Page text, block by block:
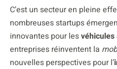
C’est un secteur en pleine
nombreuses startups
innovantes pour les
entreprises réinventent la
nouvelles perspectives pour l’